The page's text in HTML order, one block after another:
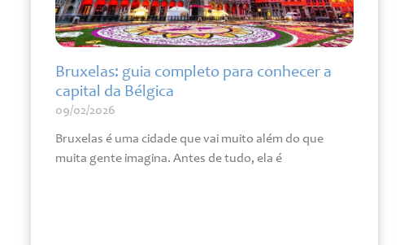
Bruxelas: guia completo para conhecer a
capital da Bélgica
09/02/2026
Bruxelas é uma cidade que vai muito além do que
muita gente imagina. Antes de tudo, ela é